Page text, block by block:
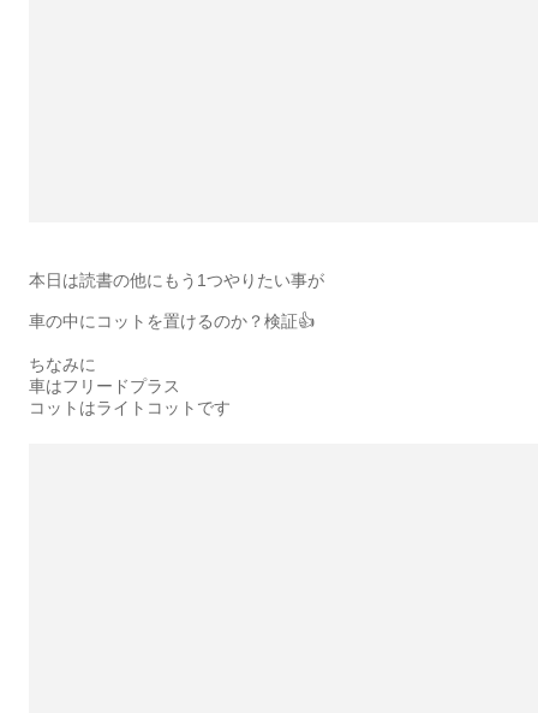
本日は読書の他にもう1つやりたい事が
車の中にコットを置けるのか？検証👍
ちなみに
車はフリードプラス
コットはライトコットです